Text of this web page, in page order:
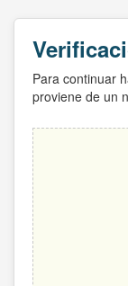
Para continuar
proviene de un